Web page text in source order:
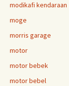
modikafi kendaraan
moge
morris garage
motor
motor bebek
motor bebel